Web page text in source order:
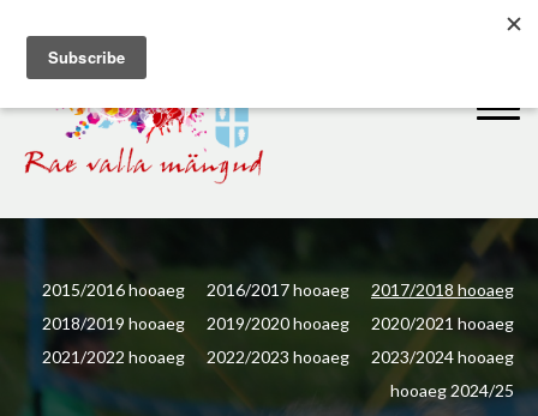
2015/2016 hooaeg 2016/2017 hooaeg
2017/2018 hooaeg
2018/2019 hooaeg
2019/2020 hooaeg
2020/2021 hooaeg
2021/2022 hooaeg
2022/2023 hooaeg
2023/2024 hooaeg
hooaeg 2024/25